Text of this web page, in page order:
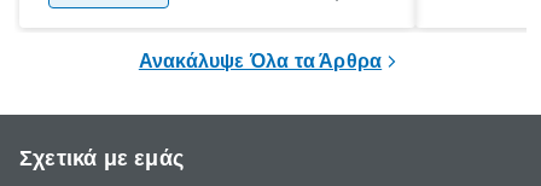
Ανακάλυψε Όλα τα Άρθρα
Σχετικά με εμάς